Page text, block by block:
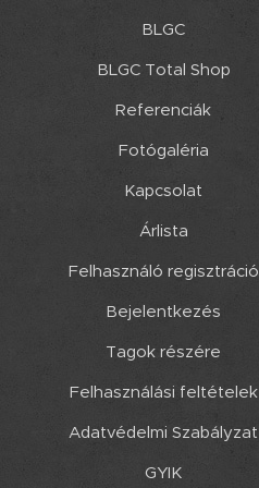
BLGC
BLGC Total Shop
Referenciák
Fotógaléria
Kapcsolat
Árlista
Felhasználó regisztráció
Bejelentkezés
Tagok részére
Felhasználási feltételek
Adatvédelmi Szabályzat
GYIK